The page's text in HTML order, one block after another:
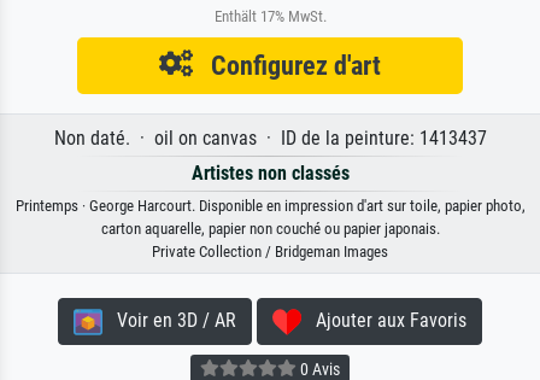
Enthält 17% MwSt.
Configurez d'art
Non daté. · oil on canvas · ID de la peinture: 1413437
Artistes non classés
Printemps · George Harcourt. Disponible en impression d'art sur toile, papier photo,
carton aquarelle, papier non couché ou papier japonais.
Private Collection / Bridgeman Images
Voir en 3D / AR Ajouter aux Favoris
0 Avis